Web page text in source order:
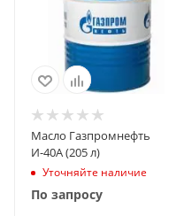
Масло Газпромнефть
И-40А (205 л)
Уточняйте наличие
По запросу